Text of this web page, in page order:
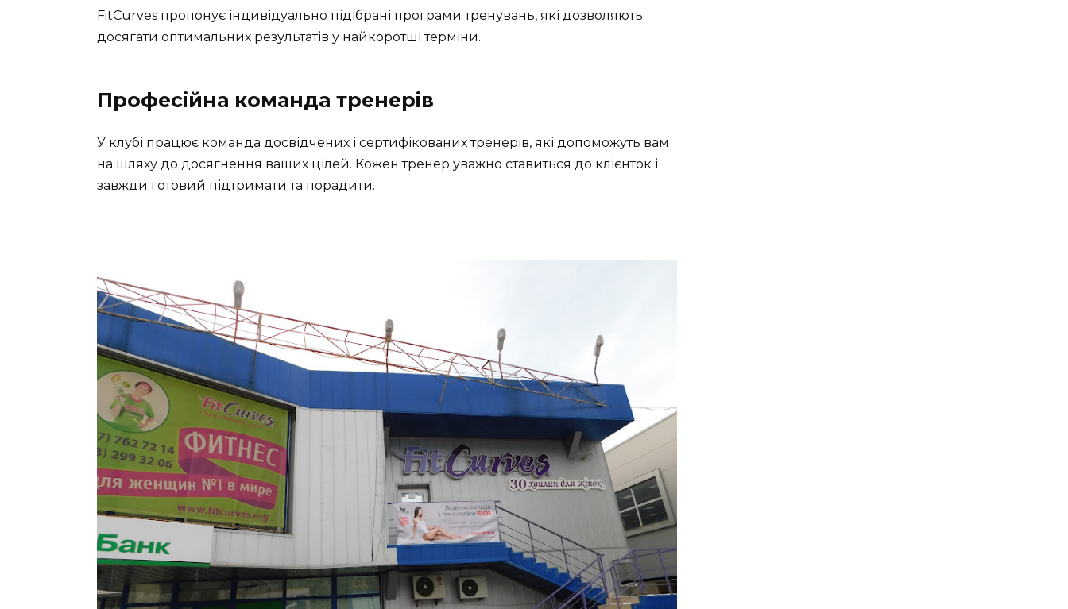
FitCurves пропонує індивідуально підібрані програми тренувань, які дозволяють
досягати оптимальних результатів у найкоротші терміни.
Професійна команда тренерів
У клубі працює команда досвідчених і сертифікованих тренерів, які допоможуть вам
на шляху до досягнення ваших цілей. Кожен тренер уважно ставиться до клієнток і
завжди готовий підтримати та порадити.